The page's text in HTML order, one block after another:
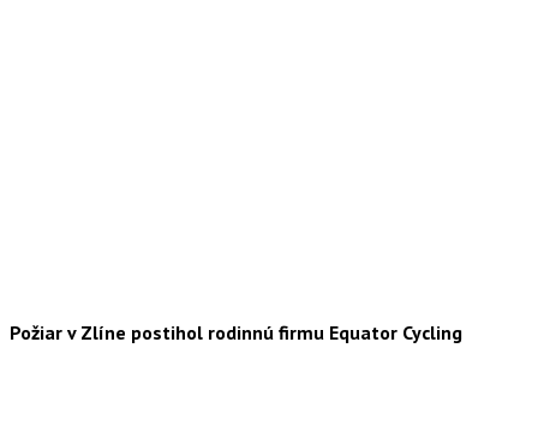
Požiar v Zlíne postihol rodinnú firmu Equator Cycling